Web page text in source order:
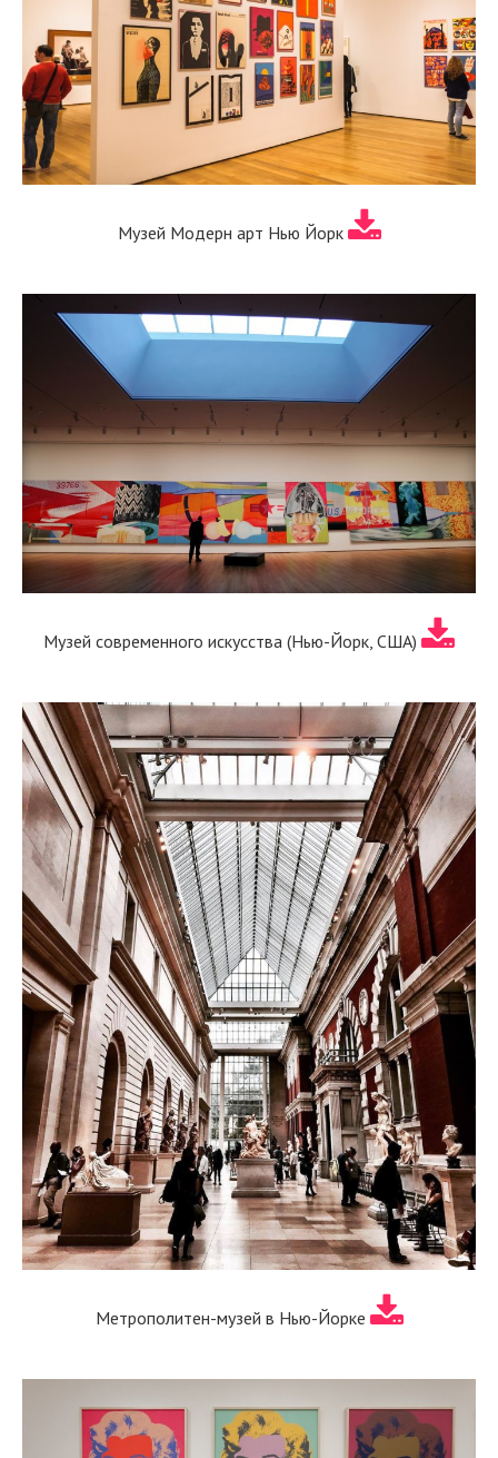
Музей Модерн арт Нью Йорк
Музей современного искусства (Нью-Йорк, США)
Метрополитен-музей в Нью-Йорке